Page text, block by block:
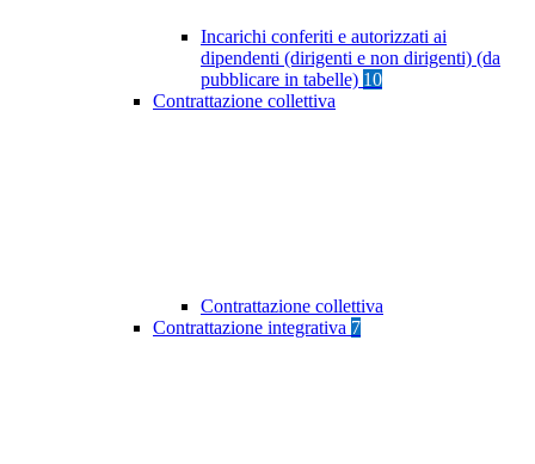
Incarichi conferiti e autorizzati ai
dipendenti (dirigenti e non dirigenti) (da
pubblicare in tabelle) 10
Contrattazione collettiva
Contrattazione collettiva
Contrattazione integrativa 7